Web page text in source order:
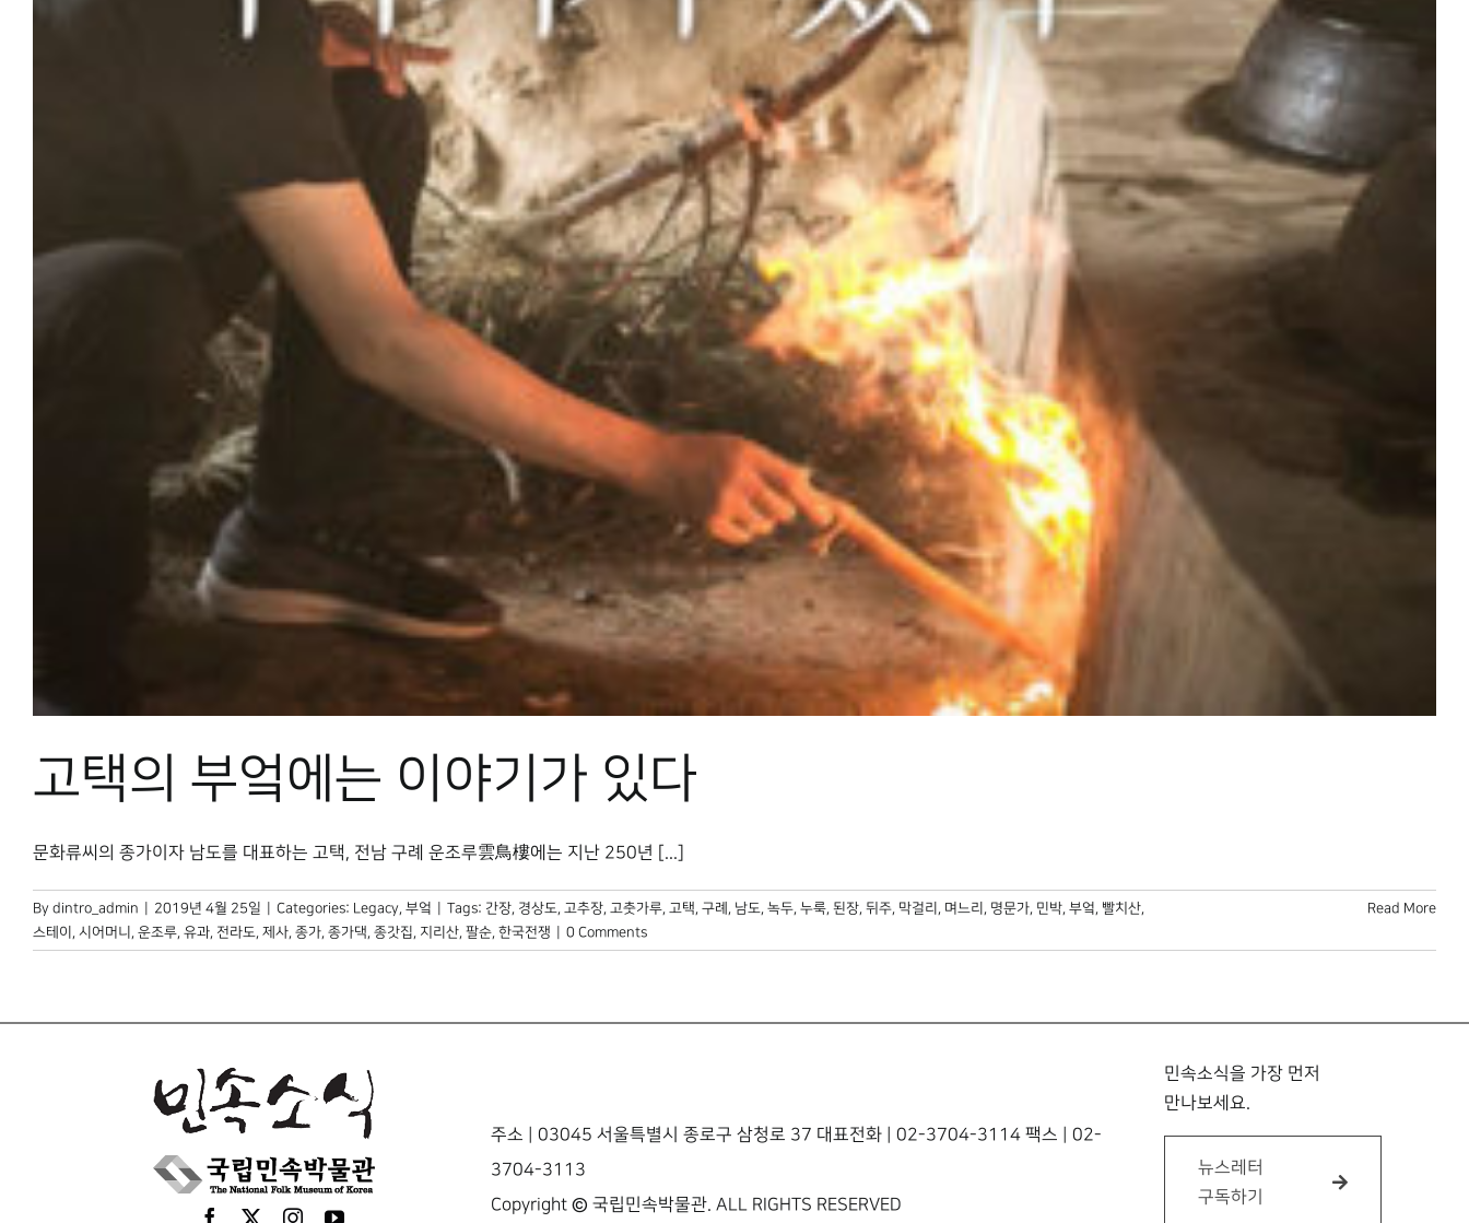
고택의 부엌에는 이야기가 있다
문화류씨의 종가이자 남도를 대표하는 고택, 전남 구례 운조루雲鳥樓에는 지난 250년 [...]
By dintro_admin 2019년 4월 25일 Categories: Legacy, 부엌 Tags: 간장, 경상도, 고추장, 고춧가루, 고택, 구례 , 남도, 녹두, 누룩, 된장, 뒤주, 막걸리 , 며느리 , 명문가, 민박, 부엌, 빨치산,
스테이 , 시어머니 , 운조루, 유과, 전라도, 제사, 종가, 종가댁, 종갓집, 지리산, 팔순, 한국전쟁 0 Comments
Read More
주소 | 03045 서울특별시 종로구 삼청로 37 대표전화 | 02-3704-3114 팩스 | 02-
3704-3113
Copyright © 국립민속박물관. ALL RIGHTS RESERVED
민속소식을 가장 먼저
만나보세요.
뉴스레터
구독하기